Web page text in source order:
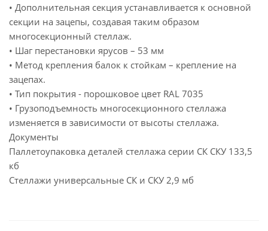
• Дополнительная секция устанавливается к основной
секции на зацепы, создавая таким образом
многосекционный стеллаж.
• Шаг перестановки ярусов – 53 мм
• Метод крепления балок к стойкам – крепление на
зацепах.
• Тип покрытия - порошковое цвет RAL 7035
• Грузоподъемность многосекционного стеллажа
изменяется в зависимости от высоты стеллажа.
Документы
Паллетоупаковка деталей стеллажа серии СК СКУ 133,5
кб
Стеллажи универсальные СК и СКУ 2,9 мб